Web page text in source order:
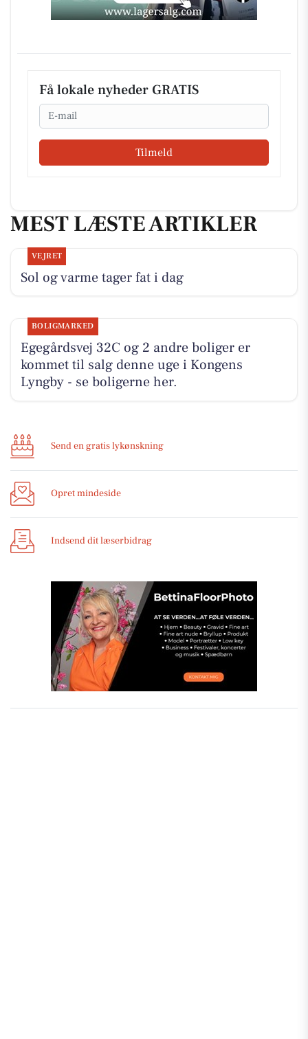
Få lokale nyheder GRATIS
Email
Tilmeld
MEST LÆSTE ARTIKLER
VEJRET
Sol og varme tager fat i dag
BOLIGMARKED
Egegårdsvej 32C og 2 andre boliger er
kommet til salg denne uge i Kongens
Lyngby - se boligerne her.
Send en gratis lykønskning
Opret mindeside
Indsend dit læserbidrag